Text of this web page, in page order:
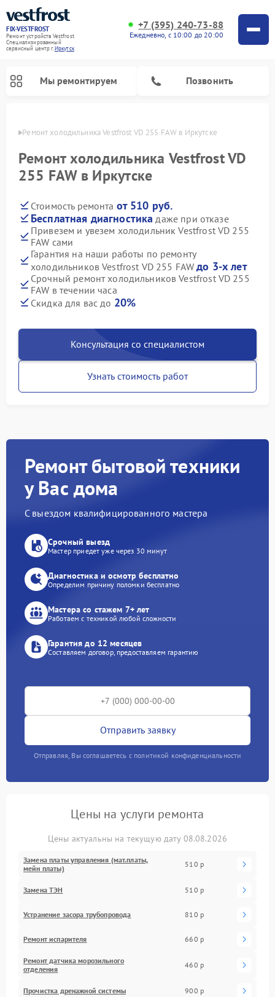
FIX-VESTFROST
Ремонт устройств Vestfrost
Специализированный
cервисный центр г.Иркутск
+7 (395) 240-73-88
Ежедневно, с 10:00 до 20:00
Мы ремонтируем Позвонить
Ремонт холодильника Vestfrost VD 255 FAW в Иркутске
Ремонт холодильника Vestfrost VD
255 FAW в Иркутске
Стоимость ремонта от 510 руб.
Бесплатная диагностика даже при отказе
Привезем и увезем холодильник Vestfrost VD 255
FAW сами
Гарантия на наши работы по ремонту
холодильников Vestfrost VD 255 FAWдо 3-х лет
Срочный ремонт холодильников Vestfrost VD 255
FAW в течении часа
Скидка для вас до 20%
Консультация со специалистом
Узнать стоимость работ
Ремонт бытовой техники
у Вас дома
С выездом квалифицированного мастера
Срочный выезд
Мастер приедет уже через 30 минут
Диагностика и осмотр бесплатно
Определим причину поломки бесплатно
Мастера со стажем 7+ лет
Работаем с техникой любой сложности
Гарантия до 12 месяцев
Составляем договор, предоставляем гарантию
Отправить заявку
Отправляя, Вы соглашаетесь с политикой конфиденциальности
Цены на услуги ремонта
Цены актуальны на текущую дату 08.08.2026
Замена платы управления (мат.платы,
мейн платы)
510 р
Замена ТЭН 510 р
Устранение засора трубопровода 810 р
Ремонт испарителя 660 р
Ремонт датчика морозильного
отделения
460 р
Прочистка дренажной системы 900 р